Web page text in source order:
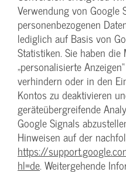
Verwendung von Google
personenbezogenen
lediglich auf Basis von
Statistiken. Sie haben
„personalisierte
verhindern oder in den
Kontos zu deaktivieren
geräteübergreifende
Google Signals
Hinweisen auf der
https://
hl=de. Weitergehende